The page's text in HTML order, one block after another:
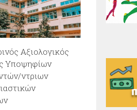
Αξιολογικός
Υποψηφίων
ντριων